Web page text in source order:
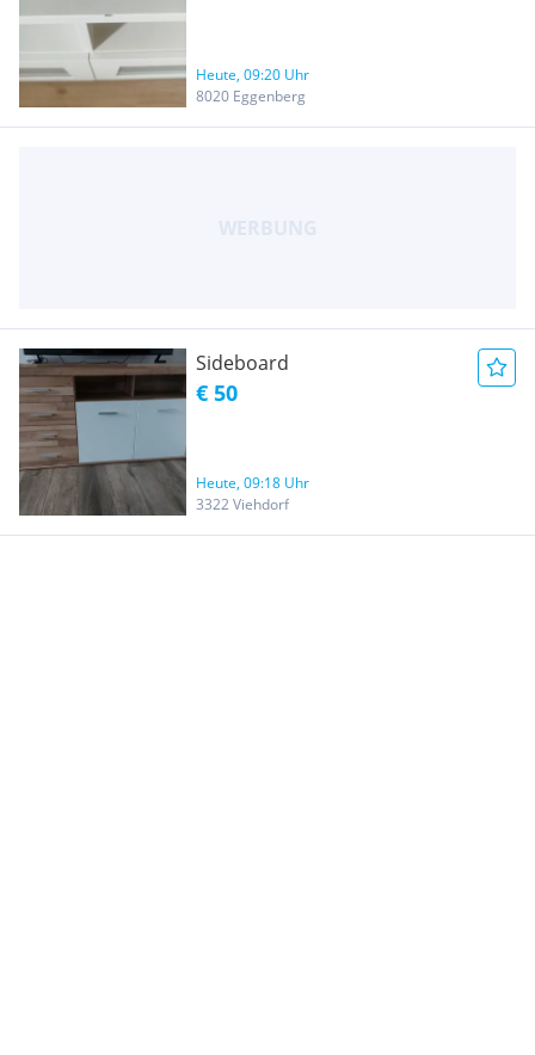
Heute, 09:20 Uhr
8020 Eggenberg
Sideboard
€ 50
Heute, 09:18 Uhr
3322 Viehdorf